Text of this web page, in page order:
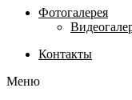
Фотогалерея
Контакты
Меню